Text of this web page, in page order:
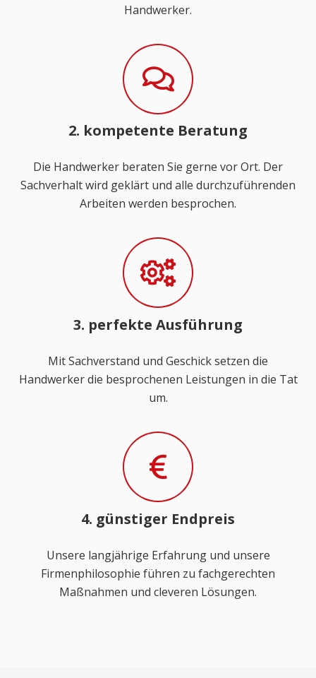
Handwerker.
2. kompetente Beratung
Die Handwerker beraten Sie gerne vor Ort. Der
Sachverhalt wird geklärt und alle durchzuführenden
Arbeiten werden besprochen.
3. perfekte Ausführung
Mit Sachverstand und Geschick setzen die
Handwerker die besprochenen Leistungen in die Tat
um.
4. günstiger Endpreis
Unsere langjährige Erfahrung und unsere
Firmenphilosophie führen zu fachgerechten
Maßnahmen und cleveren Lösungen.